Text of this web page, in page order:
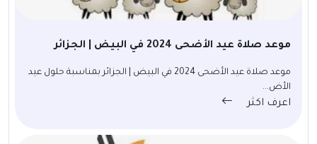
موعد صلاة عيد الأضحى 2024 في البيض | الجزائر
موعد صلاة عيد الأضحى 2024 في البيض | الجزائر بمناسبة حلول عيد
الأض...
اعرف اكثر